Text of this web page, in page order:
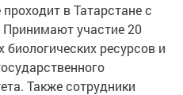
в Татарстане с
участие 20
ресурсов и
Также сотрудники